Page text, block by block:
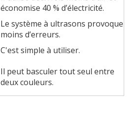
économise 40 % d’électricité.
Le système à ultrasons provoque
moins d’erreurs.
C'est simple à utiliser.
Il peut basculer tout seul entre
deux couleurs.